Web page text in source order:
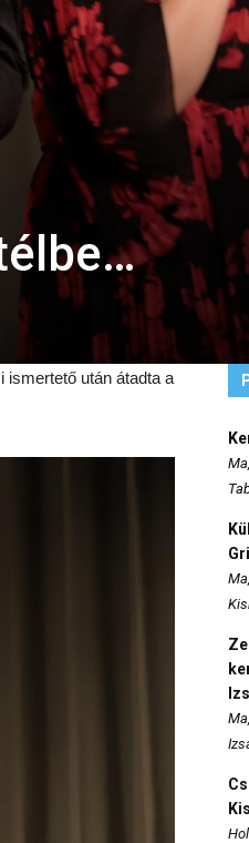
után átadta a